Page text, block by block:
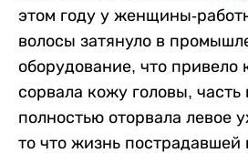
этом году у женщины-
волосы затянуло в
оборудование, что привело
сорвала кожу головы,
полностью оторвала левое
то что жизнь пострадавшей